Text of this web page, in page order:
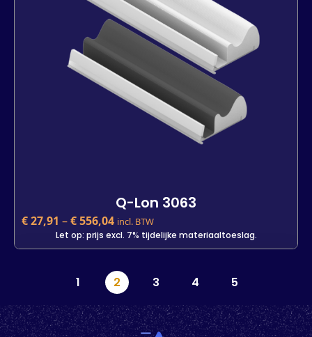
+
In den Warenkorb
Q-Lon 3063
€27,91 –€556,04 incl. BTW
Let op: prijs excl. 7% tijdelijke materiaaltoeslag.
Q-Lon 3063
Let op: prijs excl. 7% tijdelijke materiaaltoeslag.
Kleur
1 2 3 4 5